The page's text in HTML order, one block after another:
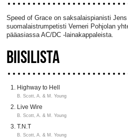
Speed of Grace on saksalaispianisti
suomalaistrumpetisti Verneri Pohjolan
pääasiassa AC/DC -lainakappaleista.
BIISILISTA
Highway to Hell
B. Scott, A. & M. Young
Live Wire
B. Scott, A. & M. Young
T.N.T
B. Scott, A. & M. Young